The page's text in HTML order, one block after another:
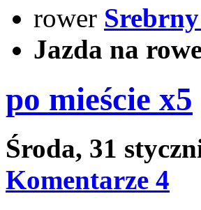
rower
Jazda na
po mieście x5
Środa, 31
Komentarze 4